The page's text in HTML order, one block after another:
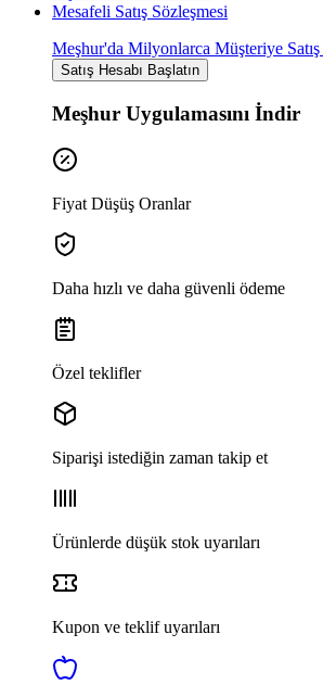
Mesafeli Satış Sözleşmesi
Meşhur'da Milyonlarca Müşteriye Satış
Satış Hesabı Başlatın
Meşhur Uygulamasını İndir
Fiyat Düşüş Oranlar
Daha hızlı ve daha güvenli ödeme
Özel teklifler
Siparişi istediğin zaman takip et
Ürünlerde düşük stok uyarıları
Kupon ve teklif uyarıları